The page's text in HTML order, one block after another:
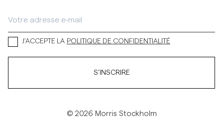
J’ACCEPTE LA POLITIQUE DE CONFIDENTIALITÉ
S’INSCRIRE
© 2026 Morris Stockholm